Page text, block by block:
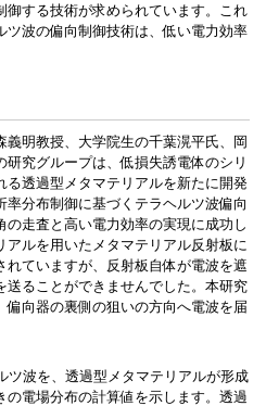
御する技術が求められています。これ
ツ波の偏向制御技術は、低い電力効率
明教授、大学院生の千葉滉平氏、岡
究グループは、低損失誘電体のシリ
る透過型メタマテリアルを新たに開発
率分布制御に基づくテラヘルツ波偏向
走査と高い電力効率の実現に成功し
アルを用いたメタマテリアル反射板に
れていますが、反射板自体が電波を遮
送ることができませんでした。本研究
向器の裏側の狙いの方向へ電波を届
ツ波を、透過型メタマテリアルが形成
の電場分布の計算値を示します。透過